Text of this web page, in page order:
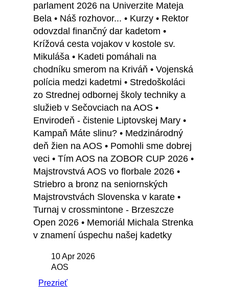
parlament 2026 na Univerzite Mateja
Bela • Náš rozhovor... • Kurzy • Rektor
odovzdal finančný dar kadetom •
Krížová cesta vojakov v kostole sv.
Mikuláša • Kadeti pomáhali na
chodníku smerom na Kriváň • Vojenská
polícia medzi kadetmi • Stredoškoláci
zo Strednej odbornej školy techniky a
služieb v Sečovciach na AOS •
Envirodeň - čistenie Liptovskej Mary •
Kampaň Máte slinu? • Medzinárodný
deň žien na AOS • Pomohli sme dobrej
veci • Tím AOS na ZOBOR CUP 2026 •
Majstrovstvá AOS vo florbale 2026 •
Striebro a bronz na seniornských
Majstrovstvách Slovenska v karate •
Turnaj v crossmintone - Brzeszcze
Open 2026 • Memoriál Michala Strenka
v znamení úspechu našej kadetky
10 Apr 2026
AOS
Prezrieť